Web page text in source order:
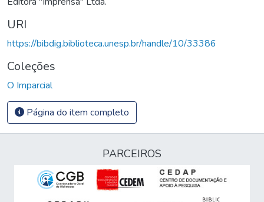
URI
https://bibdig.biblioteca.unesp.br/handle/10/33386
Coleções
O Imparcial
Página do item completo
PARCEIROS